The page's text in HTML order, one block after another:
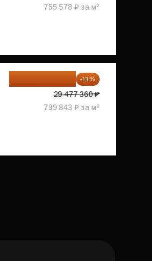
765 578 ₽ за м²
-11%
29 477 360 ₽
799 843 ₽ за м²